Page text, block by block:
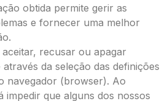
obtida permite gerir as
e fornecer uma melhor
recusar ou apagar
da seleção das definições
navegador (browser). Ao
impedir que alguns dos nossos